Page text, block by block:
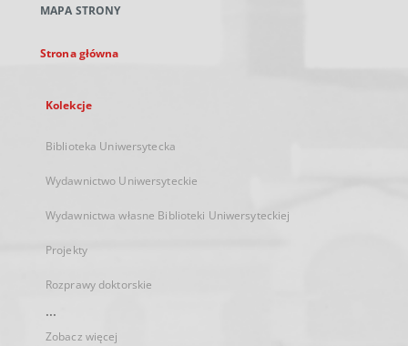
karcie
MAPA STRONY
Strona główna
Kolekcje
Biblioteka Uniwersytecka
Wydawnictwo Uniwersyteckie
Wydawnictwa własne Biblioteki Uniwersyteckiej
Projekty
Rozprawy doktorskie
...
Zobacz więcej